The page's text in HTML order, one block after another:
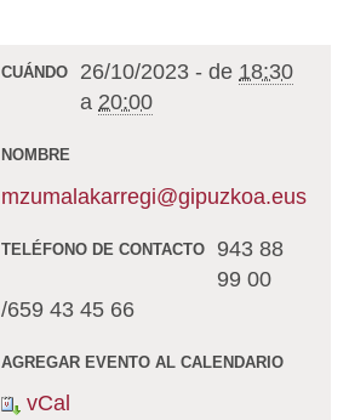
CUÁNDO 26/10/2023 - de 18:30
a 20:00
NOMBRE
mzumalakarregi@gipuzkoa.eus
TELÉFONO DE CONTACTO
943 88
99 00
/659 43 45 66
AGREGAR EVENTO AL CALENDARIO
vCal